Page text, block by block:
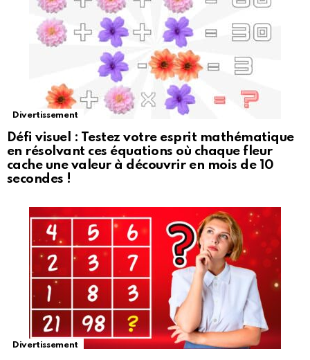
Divertissement
Défi visuel : Testez votre esprit mathématique
en résolvant ces équations où chaque fleur
cache une valeur à découvrir en mois de 10
secondes !
Divertissement